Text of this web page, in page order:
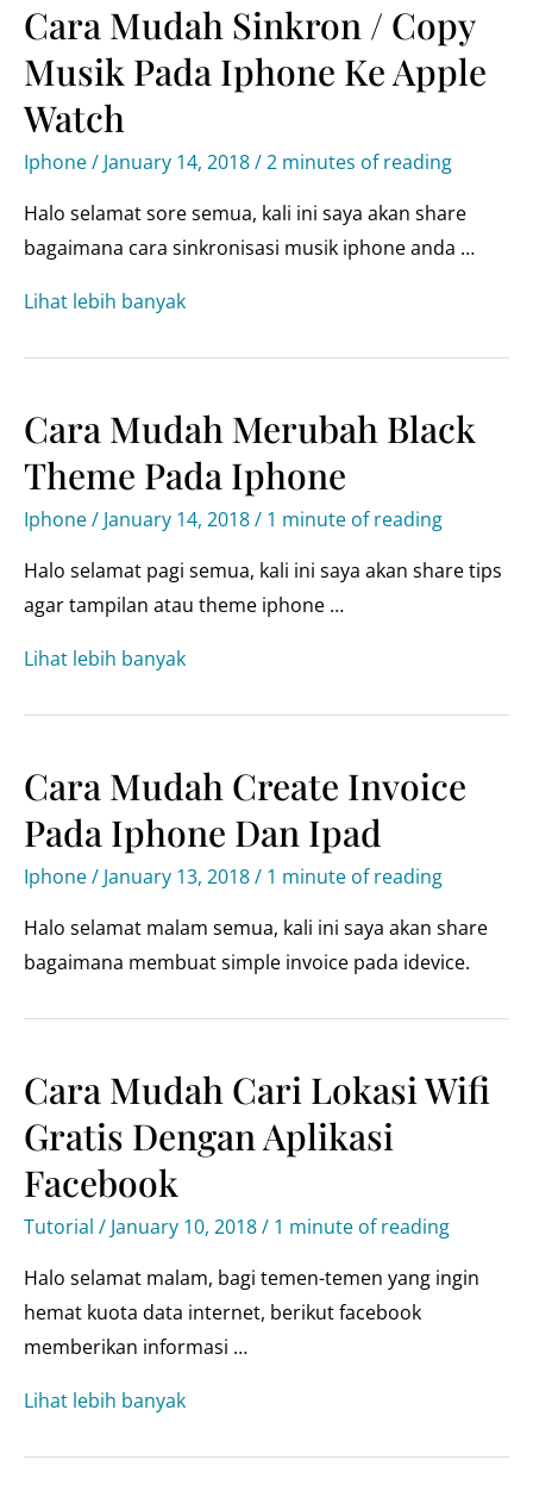
Cara Mudah Sinkron / Copy
Musik Pada Iphone Ke Apple
Watch
Iphone/ January 14, 2018/2 minutes of reading
Halo selamat sore semua, kali ini saya akan share
bagaimana cara sinkronisasi musik iphone anda …
Cara
copy
musik
pada
ke
apple
watch
Lihat lebih banyak
Cara Mudah Merubah Black
Theme Pada Iphone
Iphone/ January 14, 2018/ 1 minute of reading
Halo selamat pagi semua, kali ini saya akan share tips
agar tampilan atau theme iphone …
Cara
theme
pada
iphone
Lihat lebih banyak
Cara Mudah Create Invoice
Pada Iphone Dan Ipad
Iphone/ January 13, 2018/ 1 minute of reading
Halo selamat malam semua, kali ini saya akan share
bagaimana membuat simple invoice pada idevice.
Cara Mudah Cari Lokasi Wifi
Gratis Dengan Aplikasi
Facebook
Tutorial / January 10, 2018/ 1 minute of reading
Halo selamat malam, bagi temen-temen yang ingin
hemat kuota data internet, berikut facebook
memberikan informasi …
Cara
Lihat lebih banyak